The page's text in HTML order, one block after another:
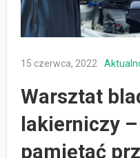
15 czerwca, 2022
Warsztat
lakierniczy
pamiętać